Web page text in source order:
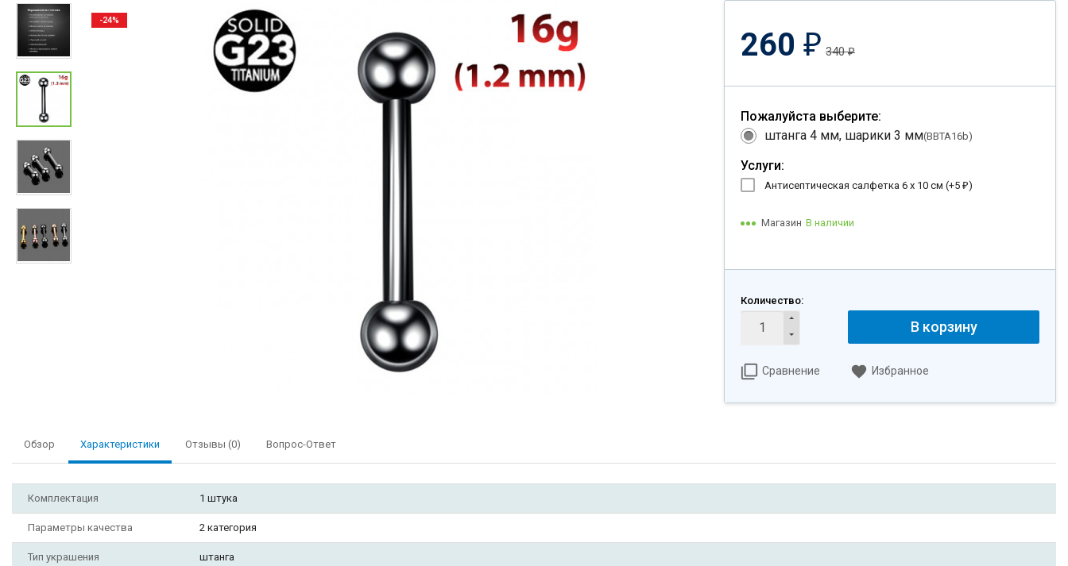
-24%
260 ₽ 340₽
Пожалуйста выберите:
штанга 4 мм, шарики 3 мм(BBTA16b)
Услуги:
Антисептическая салфетка 6 х 10 см (+5 ₽)
Магазин В наличии
Количество:
В корзину
Сравнение Избранное
Обзор Характеристики Отзывы (0) Вопрос-Ответ
Комплектация 1 штука
Параметры качества 2 категория
Тип украшения штанга